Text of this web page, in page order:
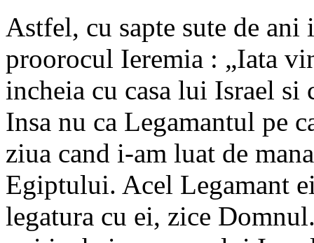
Astfel, cu sapte sute de
proorocul Ieremia : „Iata
incheia cu casa lui Israel
Insa nu ca Legamantul pe
ziua cand i-am luat de
Egiptului. Acel Legamant
legatura cu ei, zice